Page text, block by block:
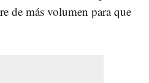
de más volumen para que